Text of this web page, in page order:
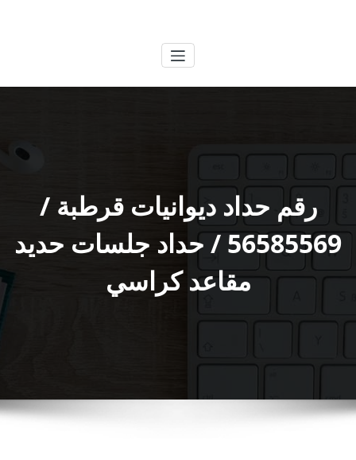
رقم حداد ديوانيات قرطبة /
56585569 / حداد جلسات حديد
مقاعد كراسي